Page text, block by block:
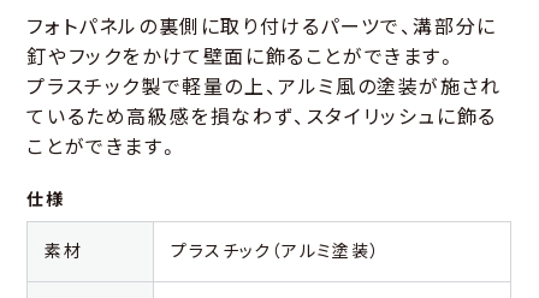
フォトパネルの裏側に取り付けるパーツで、溝部分に
釘やフックをかけて壁面に飾ることができます。
プラスチック製で軽量の上、アルミ風の塗装が施され
ているため高級感を損なわず、スタイリッシュに飾る
ことができます。
仕様
素材 プラスチック（アルミ塗装）